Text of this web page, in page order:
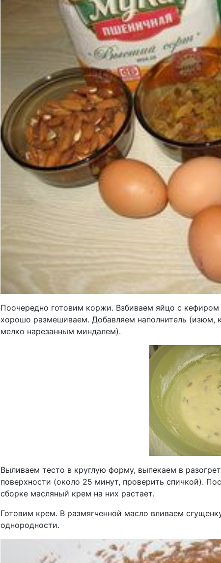
Поочередно готовим коржи. Взбиваем яйцо с
хорошо размешиваем. Добавляем наполнитель (изюм,
мелко нарезанным миндалем).
Выливаем тесто в круглую форму, выпекаем в
поверхности (около 25 минут, проверить спичкой).
сборке масляный крем на них растает.
Готовим крем. В размягченной масло вливаем
однородности.